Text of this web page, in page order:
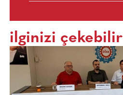
ilginizi çekebilir